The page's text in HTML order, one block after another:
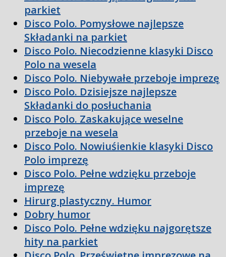
parkiet
Disco Polo. Pomysłowe najlepsze
Składanki na parkiet
Disco Polo. Niecodzienne klasyki Disco
Polo na wesela
Disco Polo. Niebywałe przeboje imprezę
Disco Polo. Dzisiejsze najlepsze
Składanki do posłuchania
Disco Polo. Zaskakujące weselne
przeboje na wesela
Disco Polo. Nowiuśienkie klasyki Disco
Polo imprezę
Disco Polo. Pełne wdzięku przeboje
imprezę
Hirurg plastyczny. Humor
Dobry humor
Disco Polo. Pełne wdzięku najgorętsze
hity na parkiet